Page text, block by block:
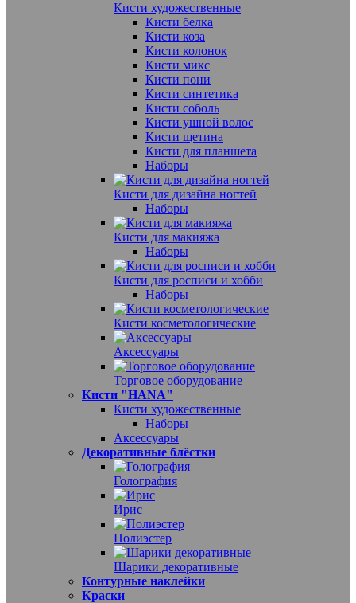
Кисти художественные
Кисти белка
Кисти коза
Кисти колонок
Кисти микс
Кисти пони
Кисти синтетика
Кисти соболь
Кисти ушной волос
Кисти щетина
Кисти для планшета
Наборы
Кисти для дизайна ногтей
Наборы
Кисти для макияжа
Наборы
Кисти для росписи и хобби
Наборы
Кисти косметологические
Аксессуары
Торговое оборудование
Кисти "HANA"
Кисти художественные
Наборы
Аксессуары
Декоративные блёстки
Голография
Ирис
Полиэстер
Шарики декоративные
Контурные наклейки
Краски